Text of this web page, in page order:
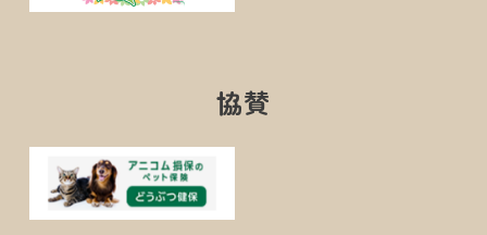
協賛